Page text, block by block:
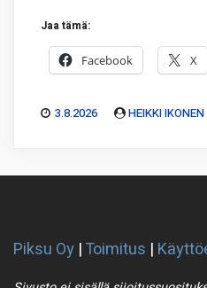
Jaa tämä:
Facebook X
3.8.2026 HEIKKI IKONEN
Piksu Oy |Toimitus |